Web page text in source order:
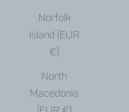
Norfolk
Island (EUR
€)
North
Macedonia